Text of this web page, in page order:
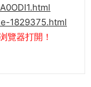
1829375.html
覽器打開！